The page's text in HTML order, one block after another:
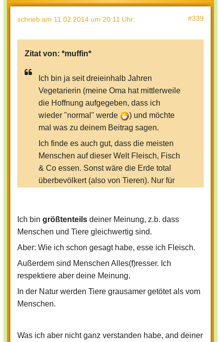
schrieb am 11.02.2014 um 20:11 Uhr: #339
Zitat von: *muffin*
Ich bin ja seit dreieinhalb Jahren
Vegetarierin (meine Oma hat mittlerweile
die Hoffnung aufgegeben, dass ich
wieder "normal" werde
) und möchte
mal was zu deinem Beitrag sagen.
Ich finde es auch gut, dass die meisten
Menschen auf dieser Welt Fleisch, Fisch
& Co essen. Sonst wäre die Erde total
überbevölkert (also von Tieren). Nur für
über meine Einstellung zu Tieren.
Folgendes ist nur meine Meinung und
bitte, wenn ihr andere Ansichten habt,
Menschen und Tiere gleichwertig. Wir
Tiere wie Menschen (also das ist jetzt
Ich bin größtenteils deiner Meinung, z.b. dass
Menschen und Tiere gleichwertig sind.
Aber: Wie ich schon gesagt habe, esse ich Fleisch.
Außerdem sind Menschen Alles(f)resser. Ich
respektiere aber deine Meinung.
In der Natur werden Tiere grausamer getötet als vom
Menschen.
Was ich aber nicht ganz verstanden habe, and deiner